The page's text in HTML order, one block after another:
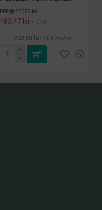
PRP 220,59 lei
183,47 lei + TVA
222,00 lei TVA inclus